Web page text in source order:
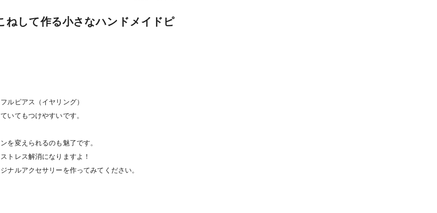
ねして作る小さなハンドメイドピ
ルピアス（イヤリング）
いてもつけやすいです。
を変えられるのも魅了です。
トレス解消になりますよ！
ナルアクセサリーを作ってみてください。